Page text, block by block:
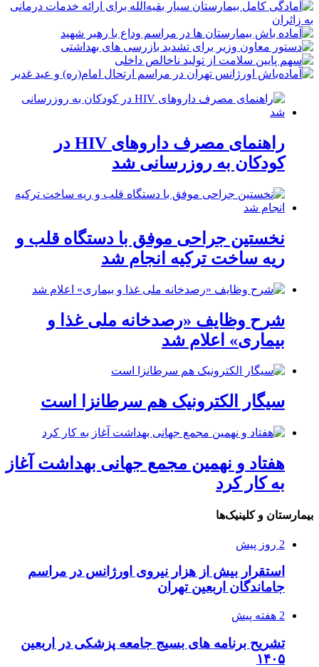
راهنمای مصرف داروهای HIV در
کودکان به روزرسانی شد
نخستین جراحی موفق با دستگاه قلب و
ریه ساخت ترکیه انجام شد
شرح وظایف «رصدخانه ملی غذا و
بیماری» اعلام شد
سیگار الکترونیک هم سرطانزا است
هفتاد و نهمین مجمع جهانی بهداشت آغاز
به کار کرد
بیمارستان و کلینیک‌ها
2 روز پیش
استقرار بیش از هزار نیروی اورژانس در مراسم
جاماندگان اربعین تهران
2 هفته پیش
تشریح برنامه های بسیج جامعه پزشکی در اربعین
۱۴۰۵